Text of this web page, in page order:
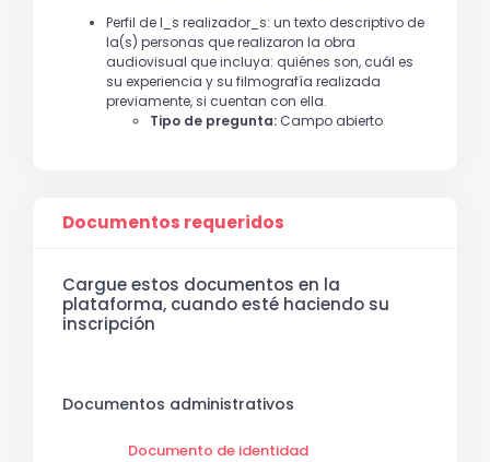
Perfil de l_s realizador_s: un texto descriptivo de
la(s) personas que realizaron la obra
audiovisual que incluya: quiénes son, cuál es
su experiencia y su filmografía realizada
previamente, si cuentan con ella.
Tipo de pregunta: Campo abierto
Documentos requeridos
Cargue estos documentos en la
plataforma, cuando esté haciendo su
inscripción
Documentos administrativos
Documento de identidad